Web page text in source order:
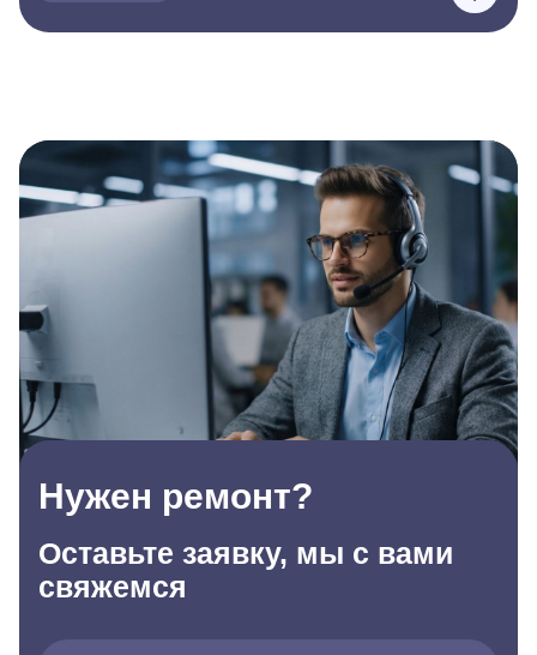
Нужен ремонт?
Оставьте заявку, мы с вами
свяжемся